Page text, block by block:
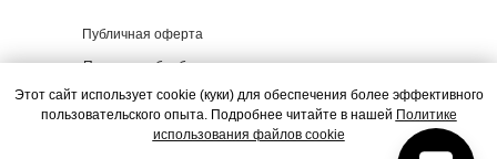
Этот сайт использует cookie (куки) для обеспечения более эффективного
пользовательского опыта. Подробнее читайте в нашей Политике
использования файлов cookie
Публичная оферта
Политика обработки
персональных данных
Согласие на использование
файлов Cookie